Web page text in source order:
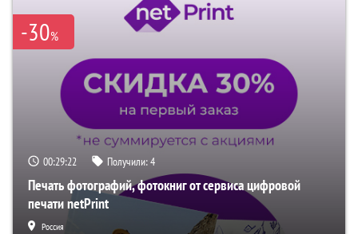
-30%
00:29:21 Получили:4
Печать фотографий, фотокниг от сервиса цифровой
печати netPrint
Россия